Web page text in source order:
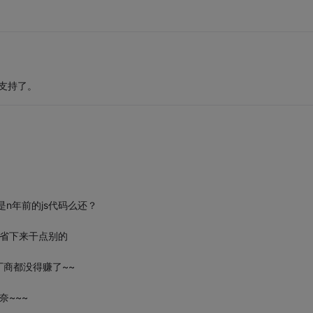
了。
n年前的js代码么还？
下来干点别的
商都没得赚了~~
~~~